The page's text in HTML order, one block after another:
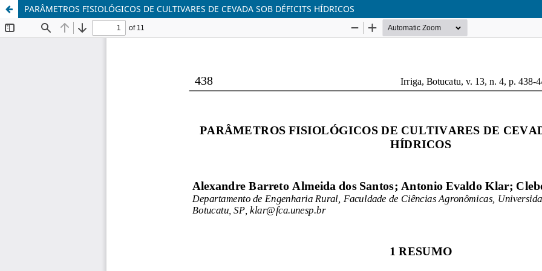
PARÂMETROS FISIOLÓGICOS DE CULTIVARES DE CEVADA SOB DÉFICITS HÍDRICOS